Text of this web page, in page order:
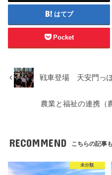
はてブ
Pocket
戦車登場 天安門っ
農業と福祉の連携（
RECOMMEND こちらの記事
未分類